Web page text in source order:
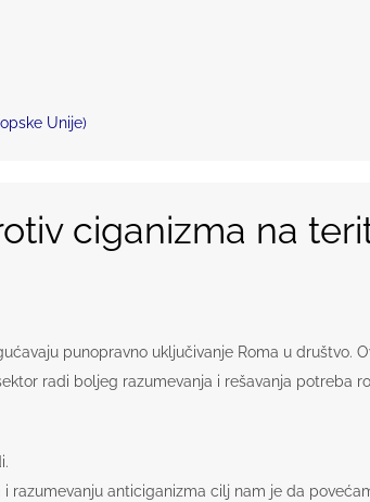
Unije)
ciganizma na
punopravno uključivanje Roma u društvo.
radi boljeg razumevanja i rešavanja potreba
razumevanju anticiganizma cilj nam je da